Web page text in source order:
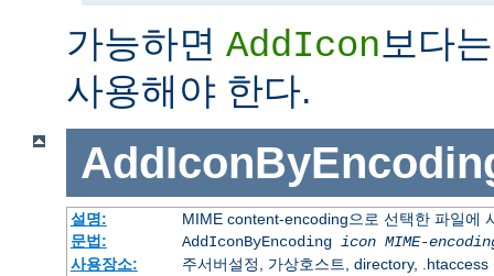
가능하면 AddIcon 보다
사용해야 한다.
설명:
MIME content-encoding으로 선택한 파일에
문법:
AddIconByEncoding icon MIME-
사용장소:
주서버설정, 가상호스트, directory, .htaccess